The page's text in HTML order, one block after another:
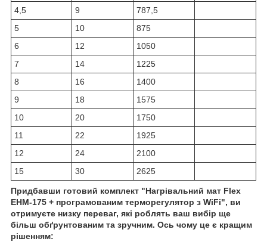
4,5 9
787,5
5
10
875
6
12
1050
7
14
1225
8
16
1400
9
18
1575
10
20
1750
11
22
1925
12
24
2100
15
30 2625
Придбавши готовий комплект "Нагрівальний мат Flex
EHM-175 + програмованим терморегулятор з WiFi", ви
отримуєте низку переваг, які роблять ваш вибір ще
більш обґрунтованим та зручним. Ось чому це є кращим
рішенням: